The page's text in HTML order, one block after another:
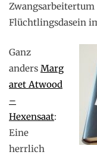
Flüchtlingsdasein
Ganz
anders Marg
aret Atwood
–
Hexensaat:
Eine
herrlich